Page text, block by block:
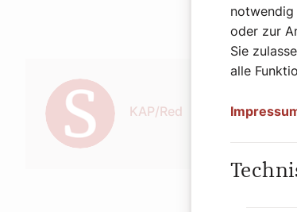
KAP/Red
oder zur
Sie
alle